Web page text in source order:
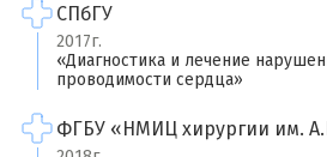
СПбГУ
2017г.
«Диагностика и лечение
проводимости сердца»
ФГБУ «НМИЦ хирургии им.
Ваш возраст